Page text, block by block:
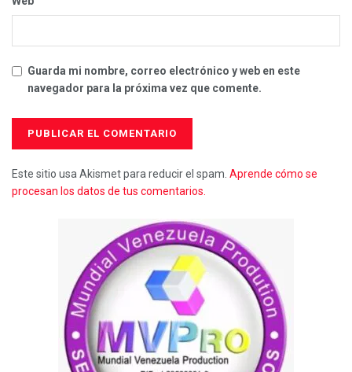
Guarda mi nombre, correo electrónico y web en este
navegador para la próxima vez que comente.
Este sitio usa Akismet para reducir el spam. Aprende cómo se
procesan los datos de tus comentarios.